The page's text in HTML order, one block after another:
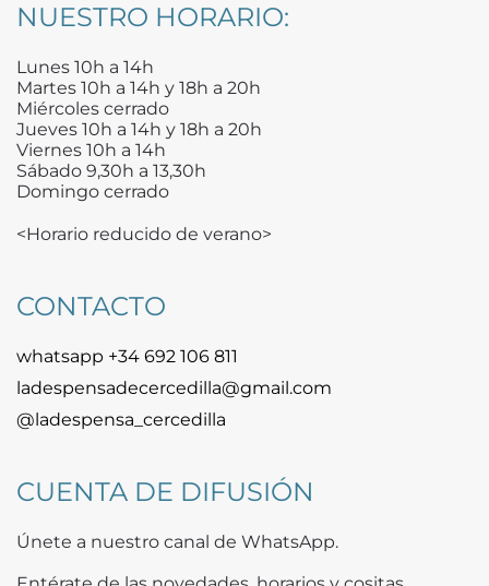
NUESTRO HORARIO:
Lunes 10h a 14h
Martes 10h a 14h y 18h a 20h
Miércoles cerrado
Jueves 10h a 14h y 18h a 20h
Viernes 10h a 14h
Sábado 9,30h a 13,30h
Domingo cerrado
<Horario reducido de verano>
CONTACTO
whatsapp +34 692 106 811
ladespensadecercedilla@gmail.com
@ladespensa_cercedilla
CUENTA DE DIFUSIÓN
Únete a nuestro canal de WhatsApp.